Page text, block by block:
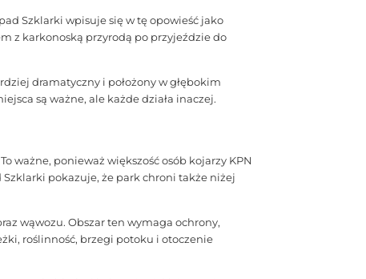
Szklarki wpisuje się w tę opowieść jako
z karkonoską przyrodą po przyjeździe do
dramatyczny i położony w głębokim
są ważne, ale każde działa inaczej.
ważne, ponieważ większość osób kojarzy KPN
pokazuje, że park chroni także niżej
wąwozu. Obszar ten wymaga ochrony,
roślinność, brzegi potoku i otoczenie